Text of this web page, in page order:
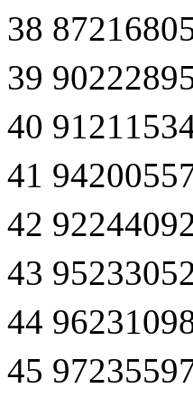
38
39
40
41
42
43
44
45